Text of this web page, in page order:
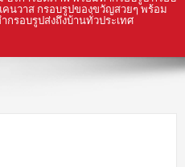
นวาส กรอบรูปของขวัญสวยๆ พร้อม
รอบรูปส่งถึงบ้านทั่วประเทศ